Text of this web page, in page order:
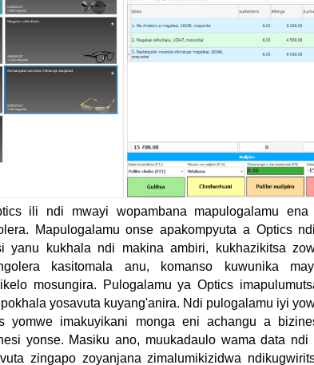
ili ndi mwayi wopambana mapulogalamu ena
Mapulogalamu onse apakompyuta a Optics
yanu kukhala ndi makina ambiri, kukhazikitsa
kasitomala anu, komanso kuwunika
mosungira. Pulogalamu ya Optics
yosavuta kuyang'anira. Ndi pulogalamu iyi
yomwe imakuyikani monga eni achangu a
yonse. Masiku ano, muukadaulo wama data ndi
zingapo zoyanjana zimalumikizidwa